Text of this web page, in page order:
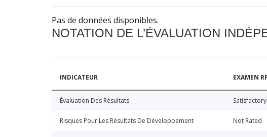
Pas de données disponibles.
NOTATION DE L’ÉVALUATION
INDICATEUR EXAMEN
Évaluation Des Résultats Satisfactory
Risques Pour Les Résultats De Développement Not Rated